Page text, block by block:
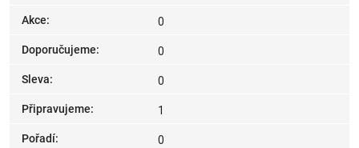
Akce: 0
Doporučujeme: 0
Sleva: 0
Připravujeme: 1
Pořadí: 0